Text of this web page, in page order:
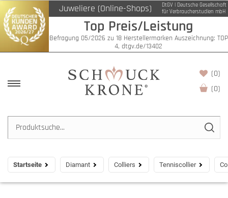
Juweliere (Online-Shops)
DtGV | Deutsche Gesellschaft
für Verbraucherstudien mbH
Top Preis/Leistung
Befragung 05/2026 zu 18 Herstellermarken Auszeichnung: TOP
4, dtgv.de/13402
(0)
(0)
Startseite Diamant Colliers Tenniscollier